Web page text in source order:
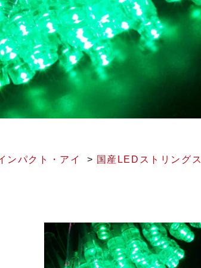
ンパクト・アイ 国産LEDストリングス